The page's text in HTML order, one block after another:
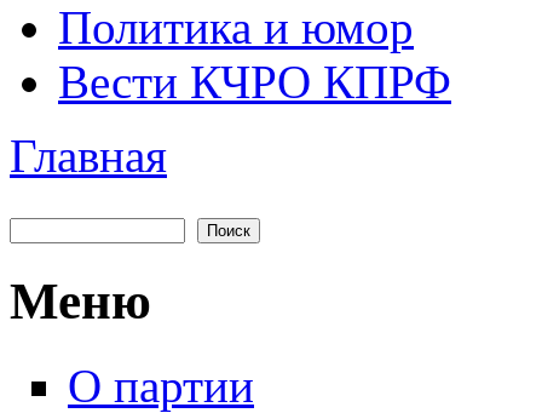
Политика и юмор
Вести КЧРО КПРФ
Вы здесь
Главная
Форма поиска
Меню
О партии